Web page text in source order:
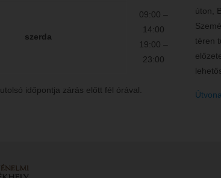
szerda
09:00 –
14:00
19:00 –
23:00
időpontja zárás előtt fél órával.
úton,
téren